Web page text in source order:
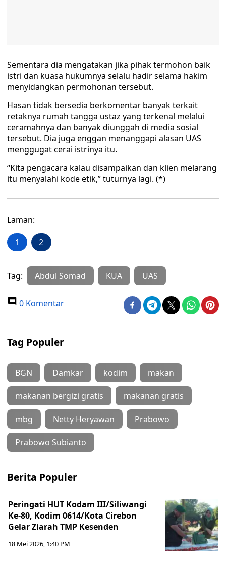
Sementara dia mengatakan jika pihak termohon baik
istri dan kuasa hukumnya selalu hadir selama hakim
menyidangkan permohonan tersebut.
Hasan tidak bersedia berkomentar banyak terkait
retaknya rumah tangga ustaz yang terkenal melalui
ceramahnya dan banyak diunggah di media sosial
tersebut. Dia juga enggan menanggapi alasan UAS
menggugat cerai istrinya itu.
“Kita pengacara kalau disampaikan dan klien melarang
itu menyalahi kode etik,” tuturnya lagi. (*)
Laman:
1 2
Tag: Abdul Somad KUA UAS
0 Komentar
Tag Populer
BGN Damkar kodim makan
makanan bergizi gratis makanan gratis
mbg Netty Heryawan Prabowo
Prabowo Subianto
Berita Populer
Peringati HUT Kodam III/Siliwangi
Ke-80, Kodim 0614/Kota Cirebon
Gelar Ziarah TMP Kesenden
18 Mei 2026, 1:40 PM